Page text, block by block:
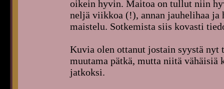
oikein hyvin. Maitoa on tullut niin
neljä viikkoa (!), annan jauhelihaa
maistelu. Sotkemista siis kovasti
Kuvia olen ottanut jostain syystä nyt
muutama pätkä, mutta niitä
jatkoksi.